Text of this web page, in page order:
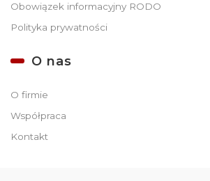
Obowiązek informacyjny RODO
Polityka prywatności
O nas
O firmie
Współpraca
Kontakt